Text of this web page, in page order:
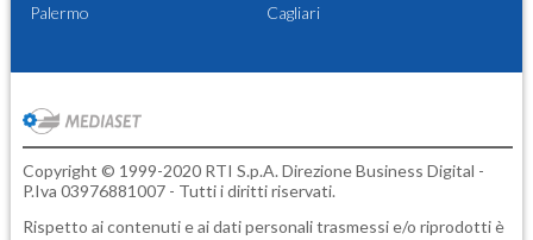
Palermo Cagliari
Copyright © 1999-2020 RTI S.p.A. Direzione Business Digital -
P.Iva 03976881007 - Tutti i diritti riservati.
Rispetto ai contenuti e ai dati personali trasmessi e/o riprodotti è